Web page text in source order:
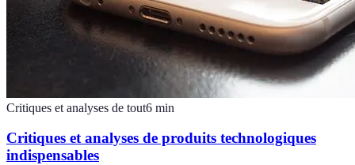
Critiques et analyses de tout6 min
Critiques et analyses de produits technologiques
indispensables